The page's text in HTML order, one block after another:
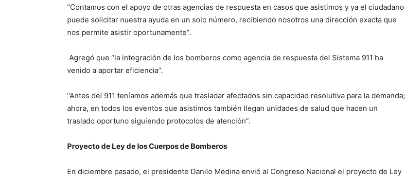
“Contamos con el apoyo de otras agencias de respuesta en casos que asistimos y ya el ciudadano
puede solicitar nuestra ayuda en un solo número, recibiendo nosotros una dirección exacta que
nos permite asistir oportunamente”.
Agregó que “la integración de los bomberos como agencia de respuesta del Sistema 911 ha
venido a aportar eficiencia”.
“Antes del 911 teníamos además que trasladar afectados sin capacidad resolutiva para la demanda;
ahora, en todos los eventos que asistimos también llegan unidades de salud que hacen un
traslado oportuno siguiendo protocolos de atención”.
Proyecto de Ley de los Cuerpos de Bomberos
En diciembre pasado, el presidente Danilo Medina envió al Congreso Nacional el proyecto de Ley